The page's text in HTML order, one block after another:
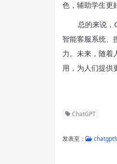
色，辅助学生更
总的来说，
智能客服系统、
力。未来，随着
用，为人们提供
ChatGPT
发表至： chatgpt